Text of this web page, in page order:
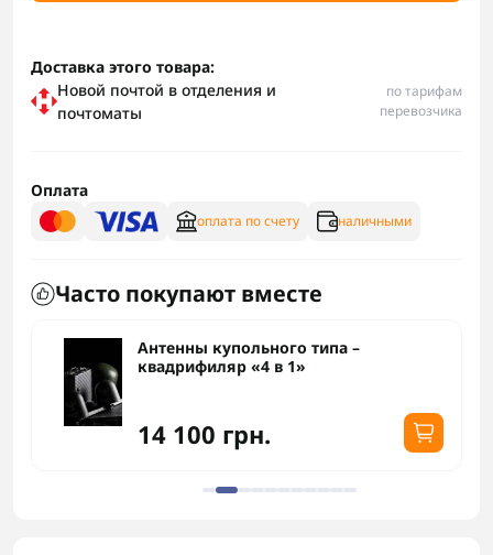
Доставка этого товара:
Новой почтой в отделения и
почтоматы
по тарифам
перевозчика
Оплата
оплата по счету наличными
Часто покупают вместе
Антенны купольного типа –
квадрифиляр «4 в 1»
14 100 грн.